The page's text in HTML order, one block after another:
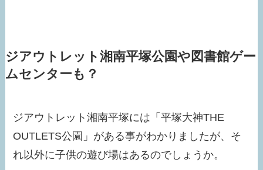
ジアウトレット湘南平塚公園や図書館ゲー
ムセンターも？
ジアウトレット湘南平塚には「平塚大神THE
OUTLETS公園」がある事がわかりましたが、そ
れ以外に子供の遊び場はあるのでしょうか。